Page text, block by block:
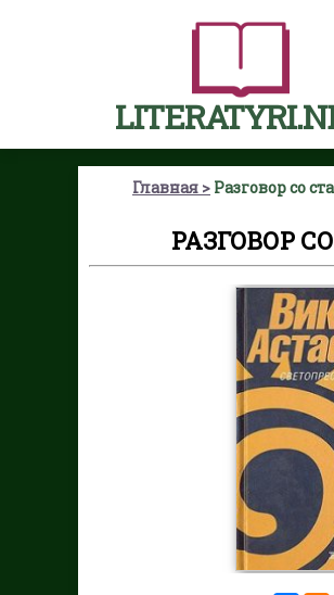
Главная Разговор со
РАЗГОВОР